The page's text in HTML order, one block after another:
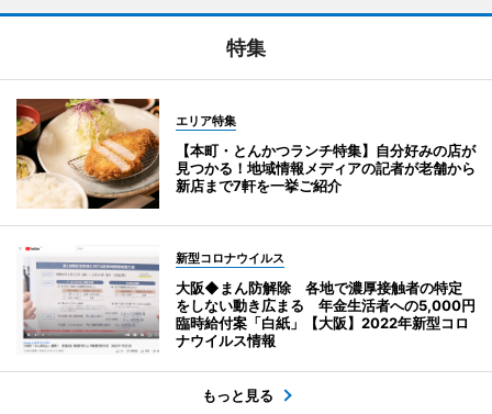
特集
エリア特集
【本町・とんかつランチ特集】自分好みの店が
見つかる！地域情報メディアの記者が老舗から
新店まで7軒を一挙ご紹介
新型コロナウイルス
大阪◆まん防解除 各地で濃厚接触者の特定
をしない動き広まる 年金生活者への5,000円
臨時給付案「白紙」【大阪】2022年新型コロ
ナウイルス情報
もっと見る